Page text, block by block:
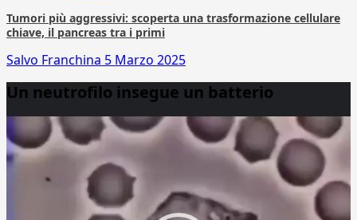
Tumori più aggressivi: scoperta una trasformazione cellulare
chiave, il pancreas tra i primi
Salvo Franchina 5 Marzo 2025
Un neutrofilo insegue un batterio
Player